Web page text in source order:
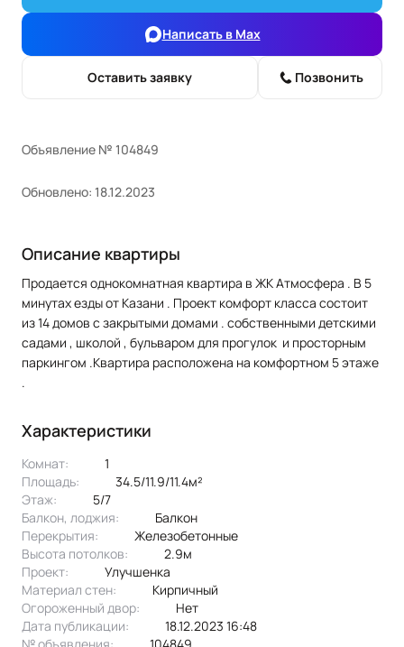
Написать в Max
Оставить заявку Позвонить
Объявление № 104849
Обновлено: 18.12.2023
Описание квартиры
Продается однокомнатная квартира в ЖК Атмосфера . В 5
минутах езды от Казани . Проект комфорт класса состоит
из 14 домов с закрытыми домами . собственными детскими
садами , школой , бульваром для прогулок и просторным
паркингом .Квартира расположена на комфортном 5 этаже
.
Характеристики
Комнат:
1
Площадь:
34.5/11.9/11.4м²
Этаж:
5/7
Балкон, лоджия:
балкон
Перекрытия:
железобетонные
Высота потолков:
2.9м
Проект:
улучшенка
Материал стен:
Кирпичный
Огороженный двор:
Нет
Дата публикации:
18.12.2023 16:48